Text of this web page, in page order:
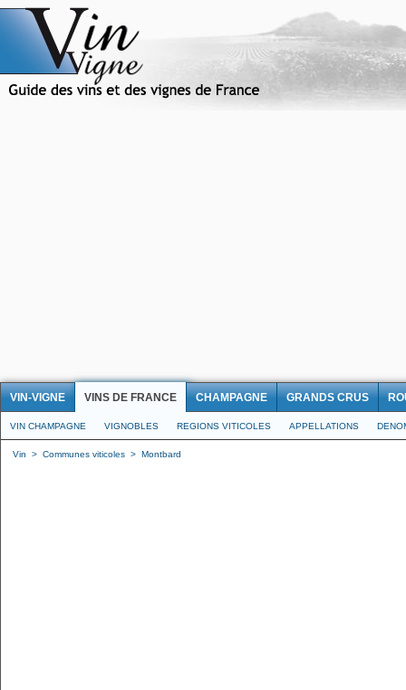
VIN-VIGNE VINS DE FRANCE CHAMPAGNE GRANDS CRUS
VIN CHAMPAGNE VIGNOBLES REGIONS VITICOLES APPELLATIONS
Vin > Communes viticoles > Montbard